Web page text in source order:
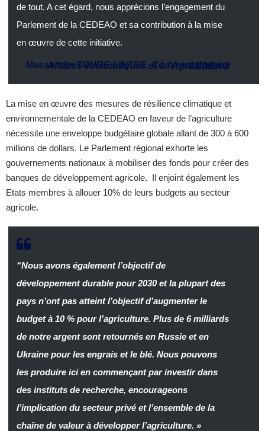
de tout. A cet égard, nous apprécions l’engagement du
Parlement de la CEDEAO et sa contribution à la mise
en œuvre de cette initiative.
Massandje TOURE LINTSE, Commissaire aux Affaires économiques et à l’Agriculture – CEDEAO
La mise en œuvre des mesures de résilience climatique et
environnementale de la CEDEAO en faveur de l’agriculture
nécessite une enveloppe budgétaire globale allant de 300 à 600
millions de dollars. Le Parlement régional exhorte les
gouvernements nationaux à mobiliser des fonds pour créer des
banques de développement agricole. Il enjoint également les
Etats membres à allouer 10% de leurs budgets au secteur
agricole.
“Nous avons également l’objectif de
développement durable pour 2030 et la plupart des
pays n’ont pas atteint l’objectif d’augmenter le
budget à 10 % pour l’agriculture. Plus de 6 milliards
de notre argent sont retournés en Russie et en
Ukraine pour les engrais et le blé. Nous pouvons
les produire ici en commençant par investir dans
des instituts de recherche, encourageons
l’implication du secteur privé et l’ensemble de la
chaîne de valeur à développer l’agriculture. »